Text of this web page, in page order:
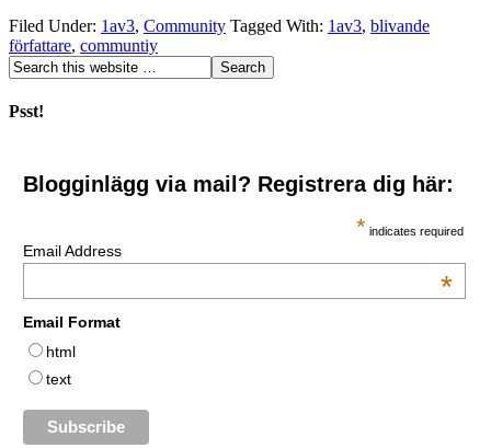
Filed Under: 1av3, Community Tagged With: 1av3, blivande
författare, communtiy
Psst!
Blogginlägg via mail? Registrera dig här:
* indicates required
Email Address
*
Email Format
html
text